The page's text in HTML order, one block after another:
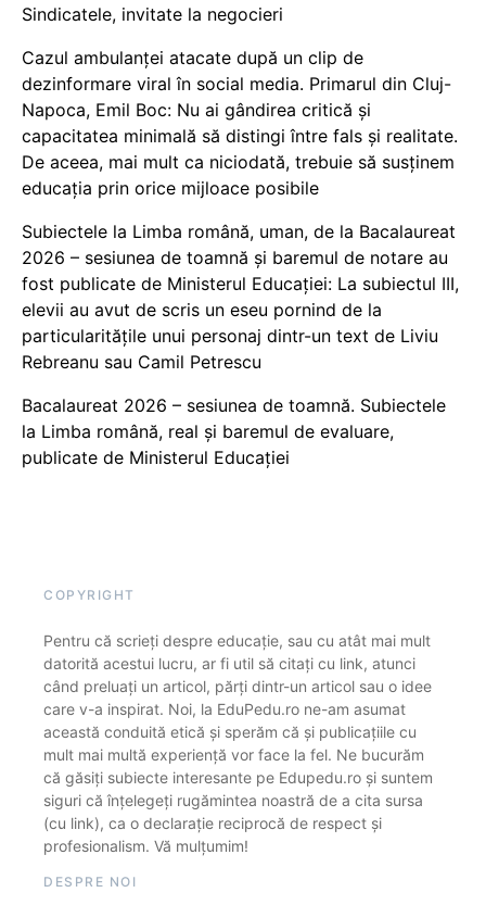
Sindicatele, invitate la negocieri
Cazul ambulanței atacate după un clip de
dezinformare viral în social media. Primarul din Cluj-
Napoca, Emil Boc: Nu ai gândirea critică și
capacitatea minimală să distingi între fals și realitate.
De aceea, mai mult ca niciodată, trebuie să susținem
educația prin orice mijloace posibile
Subiectele la Limba română, uman, de la Bacalaureat
2026 – sesiunea de toamnă și baremul de notare au
fost publicate de Ministerul Educației: La subiectul III,
elevii au avut de scris un eseu pornind de la
particularitățile unui personaj dintr-un text de Liviu
Rebreanu sau Camil Petrescu
Bacalaureat 2026 – sesiunea de toamnă. Subiectele
la Limba română, real și baremul de evaluare,
publicate de Ministerul Educației
COPYRIGHT
Pentru că scrieți despre educație, sau cu atât mai mult
datorită acestui lucru, ar fi util să citați cu link, atunci
când preluați un articol, părți dintr-un articol sau o idee
care v-a inspirat. Noi, la EduPedu.ro ne-am asumat
această conduită etică și sperăm că și publicațiile cu
mult mai multă experiență vor face la fel. Ne bucurăm
că găsiți subiecte interesante pe Edupedu.ro și suntem
siguri că înțelegeți rugămintea noastră de a cita sursa
(cu link), ca o declarație reciprocă de respect și
profesionalism. Vă mulțumim!
DESPRE NOI